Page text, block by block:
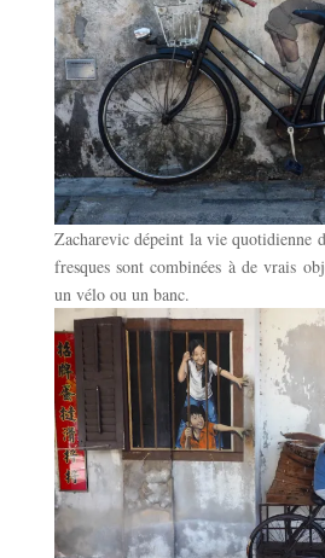
Zacharevic dépeint la vie quotidienne
fresques sont combinées à de vrais
un vélo ou un banc.